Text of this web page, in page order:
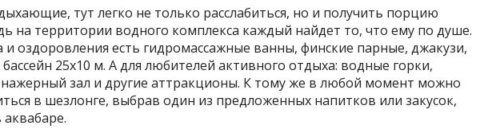
тут легко не только расслабиться, но и получить порцию
на территории водного комплекса каждый найдет то, что ему по душе.
и оздоровления есть гидромассажные ванны, финские парные, джакузи,
бассейн 25х10 м. А для любителей активного отдыха: водные горки,
зал и другие аттракционы. К тому же в любой момент можно
в шезлонге, выбрав один из предложенных напитков или закусок,